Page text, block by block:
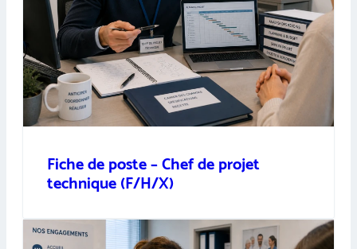
Fiche de poste – Chef de projet
technique (F/H/X)